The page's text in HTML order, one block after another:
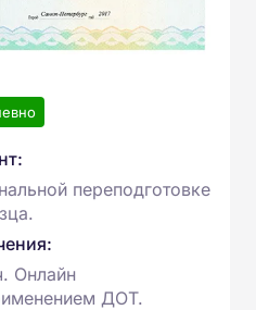
переподготовке
Онлайн
ДОТ.